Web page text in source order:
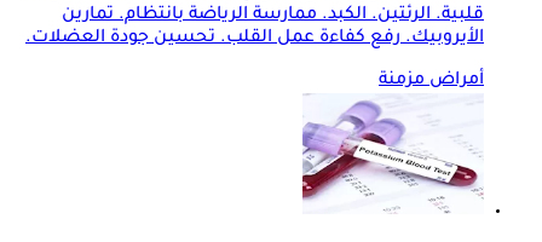
قلبية. الرئتين. الكبد. ممارسة الرياضة بانتظام. تمارين
الأيروبيك. رفع كفاءة عمل القلب. تحسين جودة العضلات.
أمراض مزمنة